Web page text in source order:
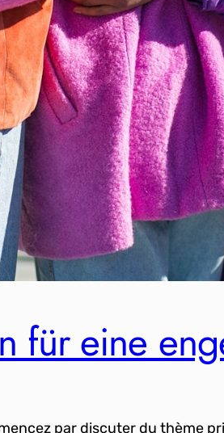
für eine
par discuter du thème